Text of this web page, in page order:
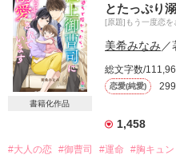
書籍化作品
とたっぷり
[原題]もう一度恋を
美希みなみ ／
総文字数/
恋愛(純愛)
1,458
#大人の恋 #御曹司 #運命 #胸キュン